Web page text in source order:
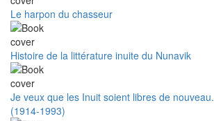
Le harpon du chasseur
Histoire de la littérature inuite du Nunavik
Je veux que les Inuit soient libres de
(1914-1993)